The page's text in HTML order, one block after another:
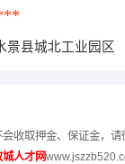
景县城北工业园区
收取押金、保证金，请
城人才网